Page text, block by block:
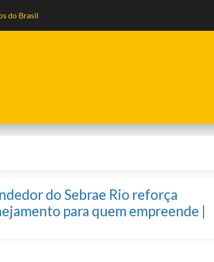
do Brasil
do Sebrae Rio reforça
para quem empreende |